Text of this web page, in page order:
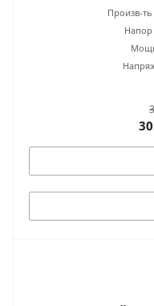
Произв-ть
Напор